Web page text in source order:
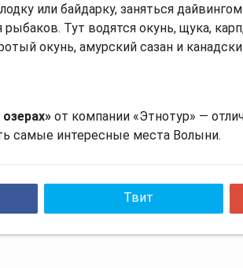
или байдарку, заняться
Тут водятся окунь, щука,
окунь, амурский сазан и
от компании «Этнотур» —
самые интересные места Волыни.
Твит